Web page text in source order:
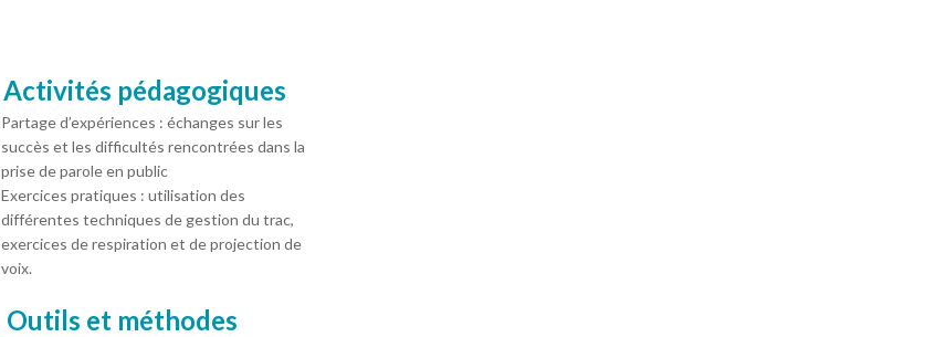
Activités pédagogiques
Partage d’expériences : échanges sur les
succès et les difficultés rencontrées dans la
prise de parole en public
Exercices pratiques : utilisation des
différentes techniques de gestion du trac,
exercices de respiration et de projection de
voix.
Outils et méthodes